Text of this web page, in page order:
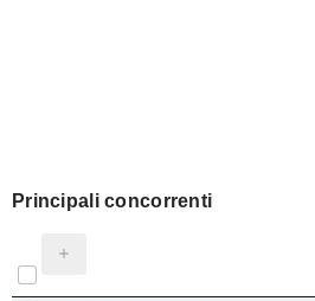
Principali concorrenti